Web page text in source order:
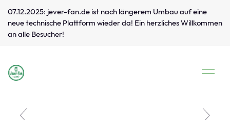
07.12.2025: jever-fan.de ist nach längerem Umbau auf eine
neue technische Plattform wieder da! Ein herzliches Willkommen
an alle Besucher!